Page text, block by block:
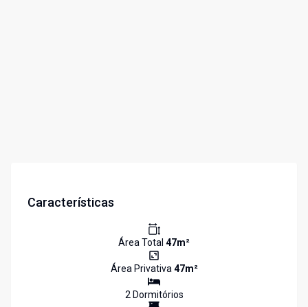
Características
Área Total 47m²
Área Privativa47m²
2Dormitórios